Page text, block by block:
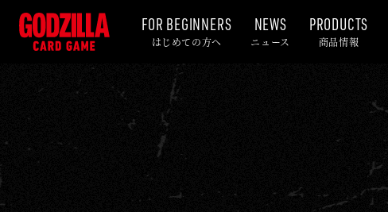
カ
ト
FOR BEGINNERS
はじめての方へ
NEWS
ニュース
PRODUCTS
商品情報